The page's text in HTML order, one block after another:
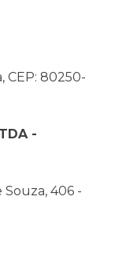
CEP: 80250-
-
Souza, 406 -